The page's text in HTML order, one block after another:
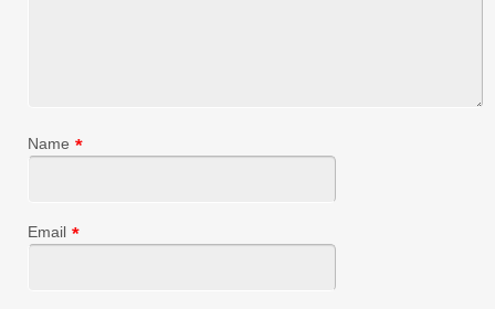
Name *
Email *